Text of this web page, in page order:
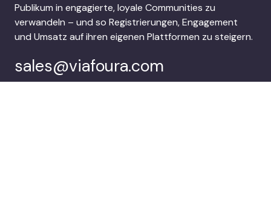
Publikum in engagierte, loyale Communities zu
verwandeln – und so Registrierungen, Engagement
und Umsatz auf ihren eigenen Plattformen zu steigern.
sales@viafoura.com